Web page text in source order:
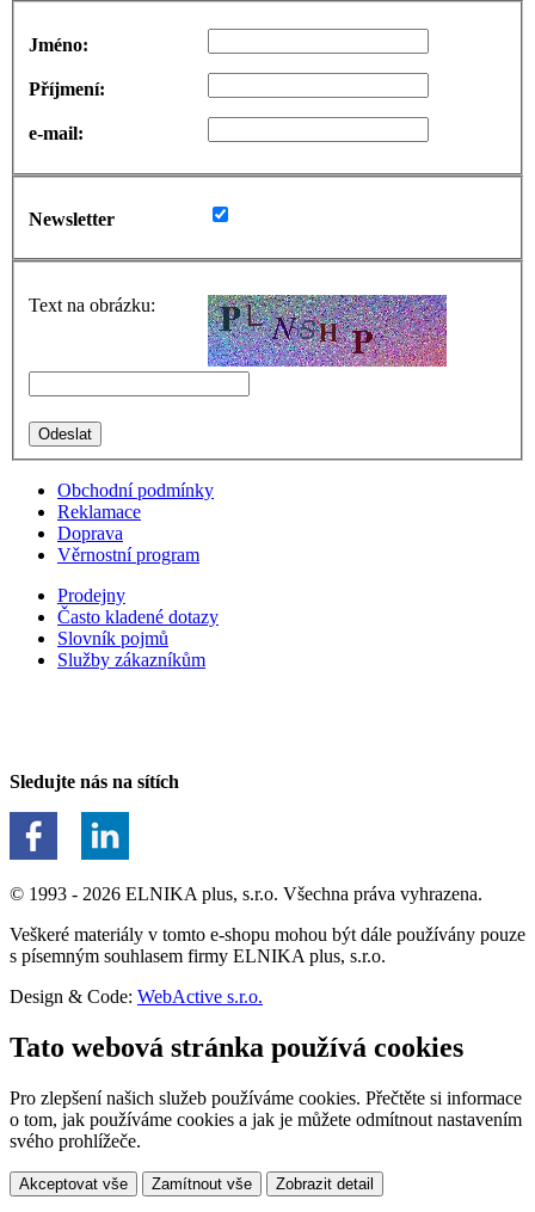
Jméno:
Příjmení:
e-mail:
Newsletter
Text na obrázku:
Obchodní podmínky
Reklamace
Doprava
Věrnostní program
Prodejny
Často kladené dotazy
Slovník pojmů
Služby zákazníkům
Sledujte nás na sítích
© 1993 - 2026 ELNIKA plus, s.r.o. Všechna práva vyhrazena.
Veškeré materiály v tomto e-shopu mohou být dále používány pouze
s písemným souhlasem firmy ELNIKA plus, s.r.o.
Design & Code: WebActive s.r.o.
Tato webová stránka používá cookies
Pro zlepšení našich služeb používáme cookies. Přečtěte si informace
o tom, jak používáme cookies a jak je můžete odmítnout nastavením
svého prohlížeče.
Akceptovat vše Zamítnout vše Zobrazit detail